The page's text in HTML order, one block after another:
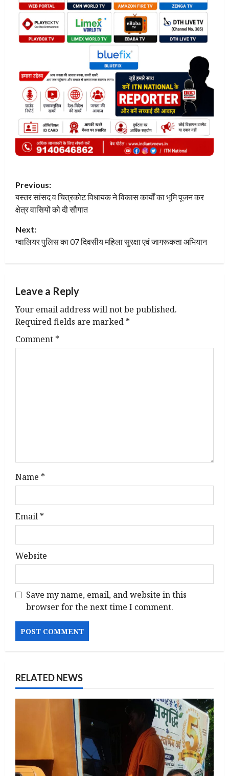
P
o
s
t
a
v
i
g
n
Previous:
बस्तर सांसद व चित्रकोट विधायक ने विकास कार्यों का भूमि पूजन कर
क्षेत्र वासियों को दी सौगात
Next:
ग्वालियर पुलिस का 07 दिवसीय महिला सुरक्षा एवं जागरूकता अभियान
Leave a Reply
Your email address will not be published.
Required fields are marked *
Comment *
Name *
Email *
Website
Save my name, email, and website in this
browser for the next time I comment.
RELATED NEWS